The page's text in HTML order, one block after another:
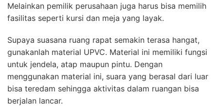
Melainkan pemilik perusahaan juga harus bisa memilih
fasilitas seperti kursi dan meja yang layak.
Supaya suasana ruang rapat semakin terasa hangat,
gunakanlah material UPVC. Material ini memiliki fungsi
untuk jendela, atap maupun pintu. Dengan
menggunakan material ini, suara yang berasal dari luar
bisa teredam sehingga aktivitas dalam ruangan bisa
berjalan lancar.